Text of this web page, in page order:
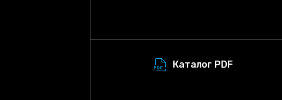
Каталог PDF